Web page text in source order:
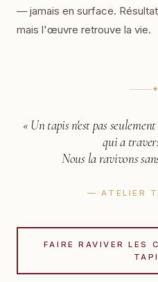
— jamais en surface.
mais l'œuvre retrouve la vie.
✦
« Un tapis n'est pas
qui a
Nous la ravivons
— ATELIER
FAIRE RAVIVER LES